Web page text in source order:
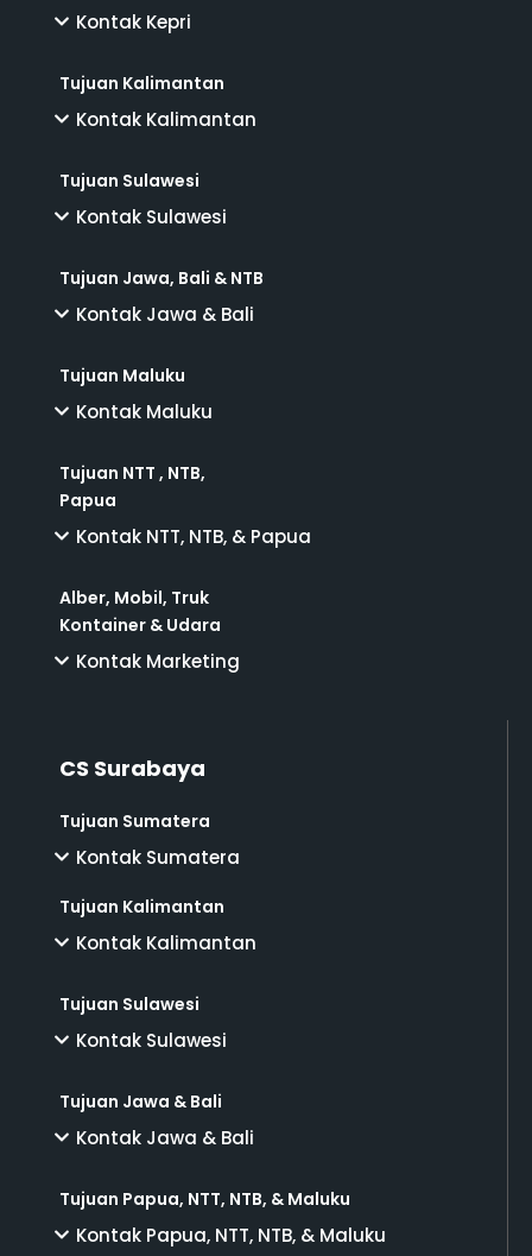
Kontak Kepri
Tujuan Kalimantan
Kontak Kalimantan
Tujuan Sulawesi
Kontak Sulawesi
Tujuan Jawa, Bali & NTB
Kontak Jawa & Bali
Tujuan Maluku
Kontak Maluku
Tujuan NTT , NTB,
Papua
Kontak NTT, NTB, & Papua
Alber, Mobil, Truk
Kontainer & Udara
Kontak Marketing
CS Surabaya
Tujuan Sumatera
Kontak Sumatera
Tujuan Kalimantan
Kontak Kalimantan
Tujuan Sulawesi
Kontak Sulawesi
Tujuan Jawa & Bali
Kontak Jawa & Bali
Tujuan Papua, NTT, NTB, & Maluku
Kontak Papua, NTT, NTB, & Maluku